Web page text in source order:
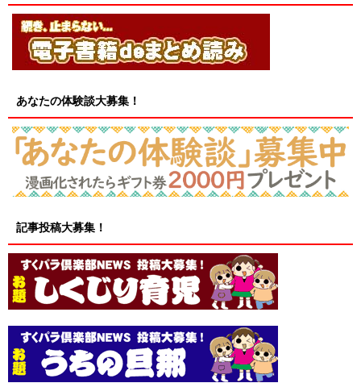
あなたの体験談大募集！
記事投稿大募集！